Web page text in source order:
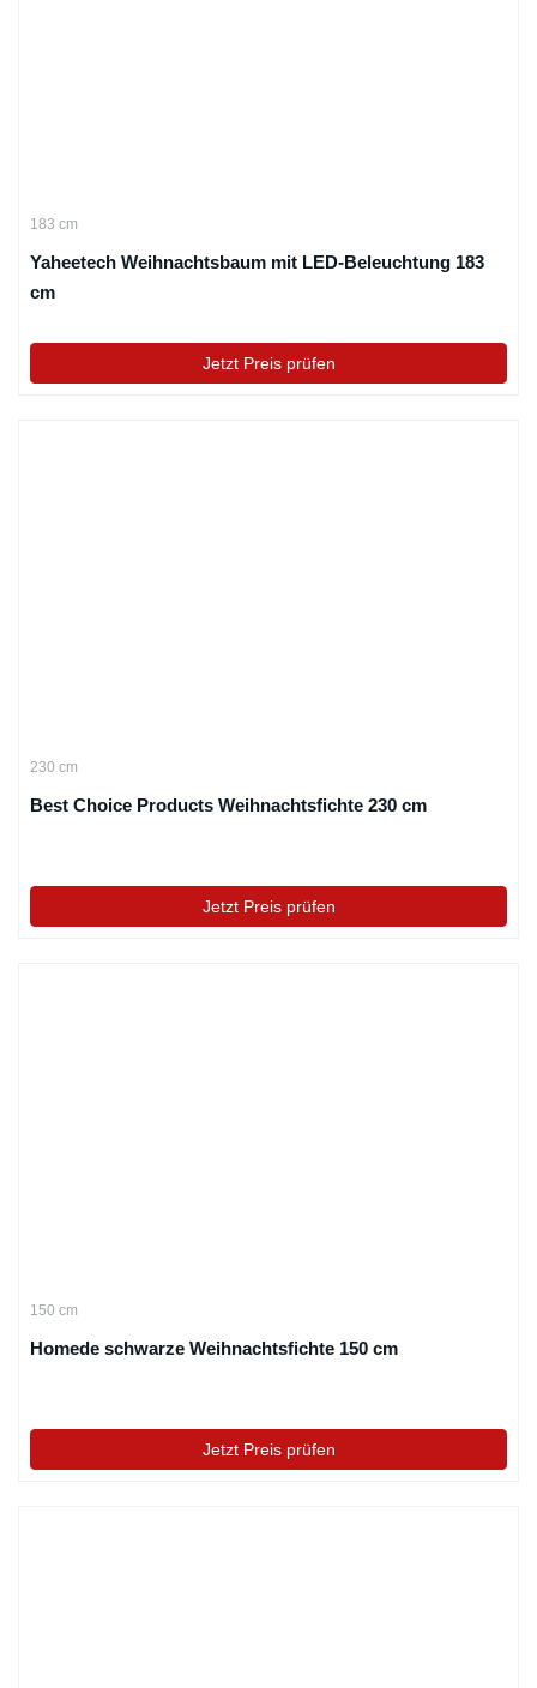
183 cm
Yaheetech Weihnachtsbaum mit LED-Beleuchtung 183
cm
Jetzt Preis prüfen
230 cm
Best Choice Products Weihnachtsfichte 230 cm
Jetzt Preis prüfen
150 cm
Homede schwarze Weihnachtsfichte 150 cm
Jetzt Preis prüfen